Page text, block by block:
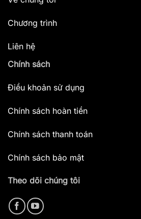
Chương trình
Liên hệ
Chính sách
Điều khoản sử dụng
Chính sách hoàn tiền
Chính sách thanh toán
Chính sách bảo mật
Theo dõi chúng tôi